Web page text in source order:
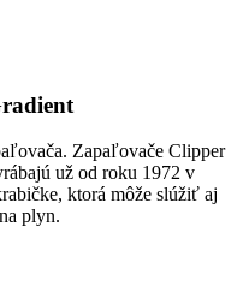
Zapaľovače Clipper
už od roku 1972 v
ktorá môže slúžiť aj
plyn.